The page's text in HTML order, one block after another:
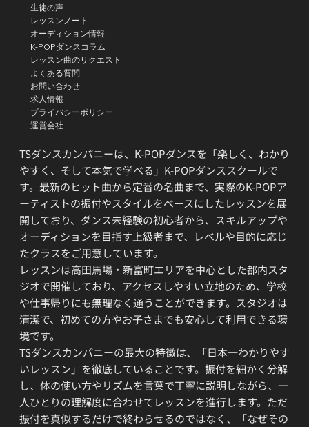
TSダンスカンパニーは、K-POPダンスを「楽しく、わかり
やすく、そして本気で学べる」K-POPダンススクールで
す。最新のヒット曲から定番の名曲まで、実際のK-POPア
ーティストの振付やスタイルをベースにしたレッスンを展
開しており、ダンス未経験の初心者から、スキルアップや
オーディションを目指す上級者まで、レベルや目的に応じ
たクラスをご用意しています。
レッスンは高田馬場・新富町エリアを中心とした都内スタ
ジオで開催しており、アクセスしやすい立地のため、学校
や仕事帰りにも無理なく通うことができます。スタジオは
清潔で、初めての方やお子さまでも安心して利用できる環
境です。
TSダンスカンパニーの最大の特徴は、「日本一わかりやす
いレッスン」を徹底していることです。振付を細かく分解
し、体の使い方やリズムを言葉で丁寧に説明しながら、一
人ひとりの理解度に合わせてレッスンを進行します。ただ
振付を真似するだけで終わらせるのではなく、「なぜその
生徒の声
レッスンノート
オーディション情報
K-POPダンスコラム
レッスン曲のリクエスト
よくある質問
お問い合わせ
求人情報
プライバシーポリシー
運営会社